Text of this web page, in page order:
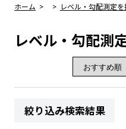
カテゴリ
ホーム レベル・勾配測定
レベル・勾配測
絞り込み検索結果